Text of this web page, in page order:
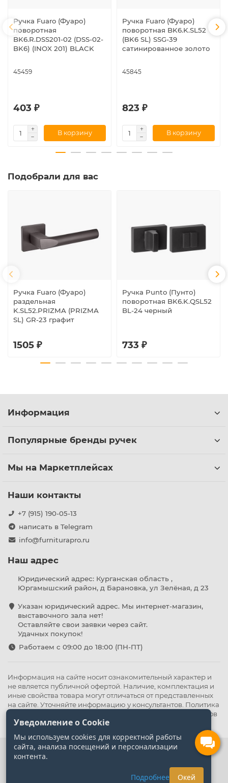
Ручка Fuaro (Фуаро)
поворотная
BK6.R.DSS201-02 (DSS-02-
BK6) (INOX 201) BLACK
45459
403 ₽
В корзину
Ручка Fuaro (Фуаро)
поворотная BK6.K.SL52
(BK6 SL) SSG-39
сатинированное золото
45845
823 ₽
В корзину
Подобрали для вас
Ручка Fuaro (Фуаро)
раздельная
K.SL52.PRIZMA (PRIZMA
SL) GR-23 графит
1505 ₽
Ручка Punto (Пунто)
поворотная BK6.K.QSL52
BL-24 черный
733 ₽
Информация
Популярные бренды ручек
Мы на Маркетплейсах
Наши контакты
+7 (915) 190-05-13
написать в Telegram
info@furniturapro.ru
Наш адрес
Юридический адрес: Курганская область ,
Юргамышский район, д Барановка, ул Зелёная, д 23
Указан юридический адрес. Мы интернет-магазин,
выставочного зала нет!
Оставляйте свои заявки через сайт.
Удачных покупок!
Работаем с 09:00 до 18:00 (ПН-ПТ)
Информация на сайте носит ознакомительный характер и
не является публичной офертой. Наличие, комплектация и
иные свойства товара могут отличаться от представленных
на сайте. Уточняйте информацию у консультантов. Политика
Политика обработки файлов
cookie
Уведомление о Cookie
Мы используем cookies для корректной работы
сайта, анализа посещений и персонализации
контента.
Подробнее Окей